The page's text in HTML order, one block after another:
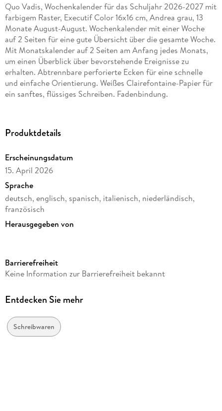
Quo Vadis, Wochenkalender für das Schuljahr 2026-2027 mit
farbigem Raster, Executif Color 16x16 cm, Andrea grau, 13
Monate August-August. Wochenkalender mit einer Woche
auf 2 Seiten für eine gute Übersicht über die gesamte Woche.
Mit Monatskalender auf 2 Seiten am Anfang jedes Monats,
um einen Überblick über bevorstehende Ereignisse zu
erhalten. Abtrennbare perforierte Ecken für eine schnelle
und einfache Orientierung. Weißes Clairefontaine-Papier für
ein sanftes, flüssiges Schreiben. Fadenbindung.
Mehrsprachig. Mit To do-Bereich für einen Überblick über die
wöchentlichen Aufgaben.
Produktdetails
Erscheinungsdatum
15. April 2026
Sprache
deutsch, englisch, spanisch, italienisch, niederländisch,
französisch
Herausgegeben von
Quo Vadis
Produktart
236 g
Größe (L/B/H)
Barrierefreiheit
Keine Information zur Barrierefreiheit bekannt
Entdecken Sie mehr
Schreibwaren